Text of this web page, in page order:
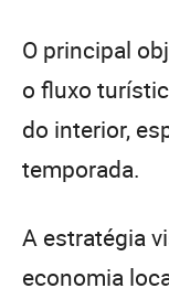
O principal
o fluxo
do interior,
temporada.
A estratégia
economia